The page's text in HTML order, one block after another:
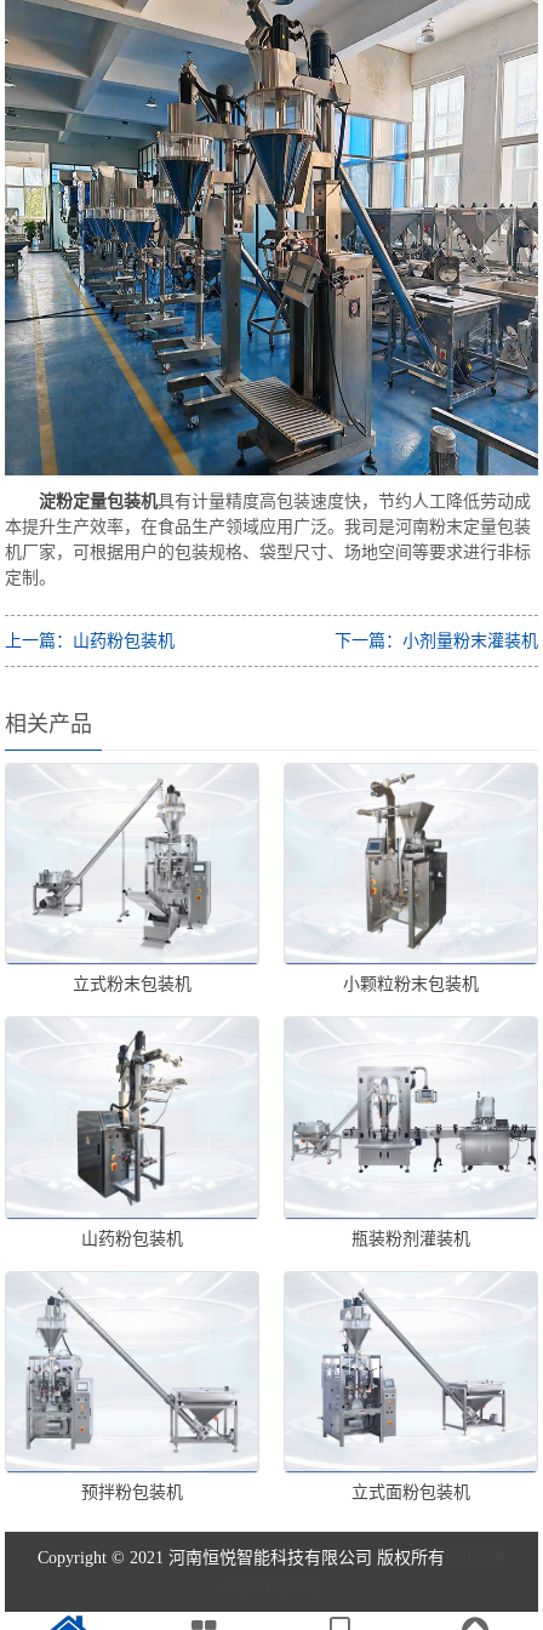
淀粉定量包装机具有计量精度高包装速度快，节约人工降低劳动成
本提升生产效率，在食品生产领域应用广泛。我司是河南粉末定量包装
机厂家，可根据用户的包装规格、袋型尺寸、场地空间等要求进行非标
定制。
上一篇：山药粉包装机 下一篇：小剂量粉末灌装机
相关产品
立式粉末包装机 小颗粒粉末包装机
山药粉包装机 瓶装粉剂灌装机
预拌粉包装机 立式面粉包装机
Copyright © 2021 河南恒悦智能科技有限公司 版权所有